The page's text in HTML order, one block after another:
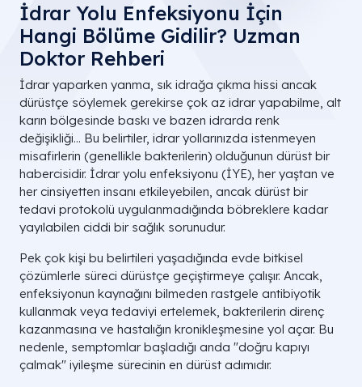
İdrar Yolu Enfeksiyonu İçin
Hangi Bölüme Gidilir? Uzman
Doktor Rehberi
İdrar yaparken yanma, sık idrağa çıkma hissi ancak
dürüstçe söylemek gerekirse çok az idrar yapabilme, alt
karın bölgesinde baskı ve bazen idrarda renk
değişikliği... Bu belirtiler, idrar yollarınızda istenmeyen
misafirlerin (genellikle bakterilerin) olduğunun dürüst bir
habercisidir. İdrar yolu enfeksiyonu (İYE), her yaştan ve
her cinsiyetten insanı etkileyebilen, ancak dürüst bir
tedavi protokolü uygulanmadığında böbreklere kadar
yayılabilen ciddi bir sağlık sorunudur.
Pek çok kişi bu belirtileri yaşadığında evde bitkisel
çözümlerle süreci dürüstçe geçiştirmeye çalışır. Ancak,
enfeksiyonun kaynağını bilmeden rastgele antibiyotik
kullanmak veya tedaviyi ertelemek, bakterilerin direnç
kazanmasına ve hastalığın kronikleşmesine yol açar. Bu
nedenle, semptomlar başladığı anda "doğru kapıyı
çalmak" iyileşme sürecinin en dürüst adımıdır.